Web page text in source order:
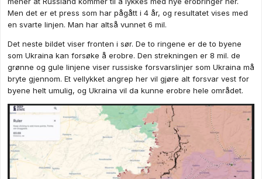
Men det er et press som har pågått i 4 år, og resultatet vises med
en svarte linjen. Man har altså vunnet 6 mil.
Det neste bildet viser fronten i sør. De to ringene er de to byene
som Ukraina kan forsøke å erobre. Den strekningen er 8 mil. de
grønne og gule linjene viser russiske forsvarslinjer som Ukraina må
bryte gjennom. Et vellykket angrep her vil gjøre alt forsvar vest for
byene helt umulig, og Ukraina vil da kunne erobre hele området.